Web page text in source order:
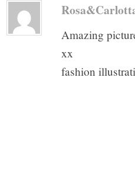
Amazing
xx
fashion